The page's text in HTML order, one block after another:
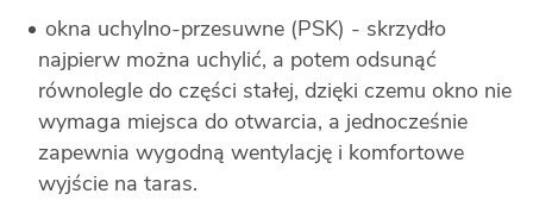
okna uchylno-przesuwne (PSK) - skrzydło
najpierw można uchylić, a potem odsunąć
równolegle do części stałej, dzięki czemu okno nie
wymaga miejsca do otwarcia, a jednocześnie
zapewnia wygodną wentylację i komfortowe
wyjście na taras.